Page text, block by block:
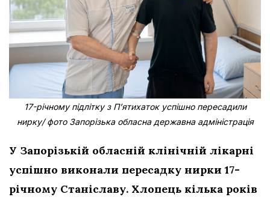
17-річному підлітку з Пʼятихаток успішно пересадили
нирку/ фото Запорізька обласна державна адміністрація
У Запорізькій обласній клінічній лікарні
успішно виконали пересадку нирки 17-
річному Станіславу. Хлопець кілька років